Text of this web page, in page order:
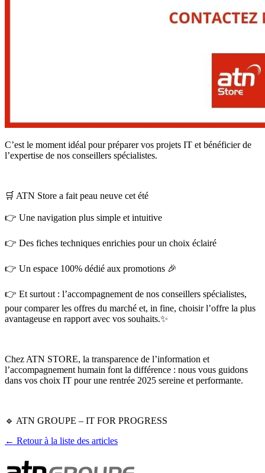
C’est le moment idéal pour préparer vos projets IT et bénéficier de
l’expertise de nos conseillers spécialistes.
🛒 ATN Store a fait peau neuve cet été
👉 Une navigation plus simple et intuitive
👉 Des fiches techniques enrichies pour un choix éclairé
👉 Un espace 100% dédié aux promotions 🎉
👉 Et surtout : l’accompagnement de nos conseillers spécialistes,
pour comparer les offres du marché et, in fine, choisir l’offre la plus
avantageuse en rapport avec vos souhaits.✨
Chez ATN STORE, la transparence de l’information et
l’accompagnement humain font la différence : nous vous guidons
dans vos choix IT pour une rentrée 2025 sereine et performante.
🔹 ATN GROUPE – IT FOR PROGRESS
← Retour à la liste des articles